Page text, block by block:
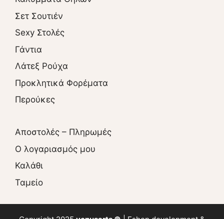
Σετ Σουτιέν
Sexy Στολές
Γάντια
Λάτεξ Ρούχα
Προκλητικά Φορέματα
Περούκες
Αποστολές – Πληρωμές
O λογαριασμός μου
Καλάθι
Ταμείο